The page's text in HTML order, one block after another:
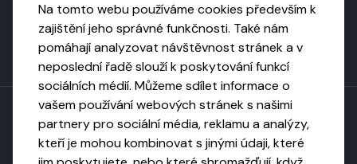
Toto dílo podléhá licenci CC BY-NC-ND
Na tomto webu používáme cookies především k
zajištění jeho správné funkčnosti. Také nám
pomáhají analyzovat návštěvnost stránek a v
neposlední řadě slouží k poskytování funkcí
sociálních médií. Můžeme sdílet informace o
vašem používání webových stránek s našimi
partnery pro sociální média, reklamu a analýzy,
kteří je mohou kombinovat s jinými údaji, které